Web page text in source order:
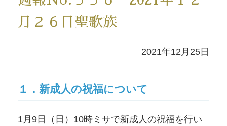
洗礼を希望される方
森田神父の講座
シスター中島の講座
月２６日聖歌族
2021年12月25日
１．新成人の祝福について
1月9日（日）10時ミサで新成人の祝福を行い